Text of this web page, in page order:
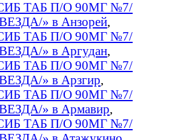
ТАБ П/О 90МГ №7/
» в Анзорей,
ТАБ П/О 90МГ №7/
» в Аргудан,
ТАБ П/О 90МГ №7/
» в Арзгир,
ТАБ П/О 90МГ №7/
» в Армавир,
ТАБ П/О 90МГ №7/